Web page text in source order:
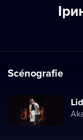
Scénografie